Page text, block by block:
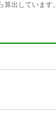
出しています。